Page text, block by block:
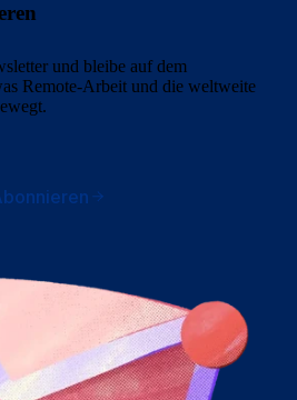
und bleibe auf dem
Remote-Arbeit und die weltweite